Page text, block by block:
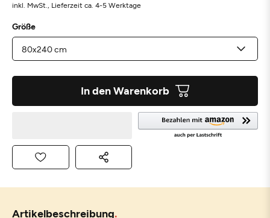
inkl. MwSt., Lieferzeit ca. 4-5 Werktage
Größe
In den Warenkorb
Artikelbeschreibung